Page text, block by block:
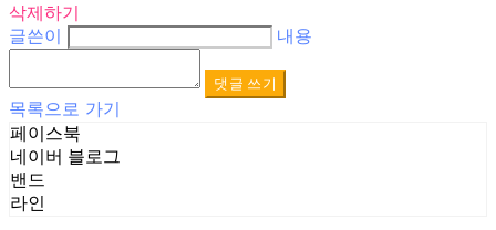
삭제하기
글쓴이
내용
댓글 쓰기
목록으로 가기
페이스북
네이버 블로그
밴드
라인